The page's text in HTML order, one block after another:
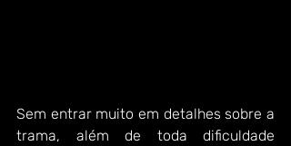
Sem entrar muito em detalhes sobre a
trama, além de toda dificuldade